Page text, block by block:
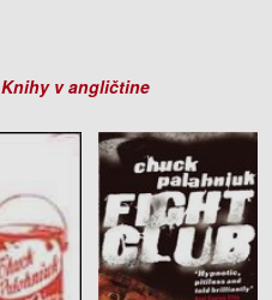
Knihy v angličtine